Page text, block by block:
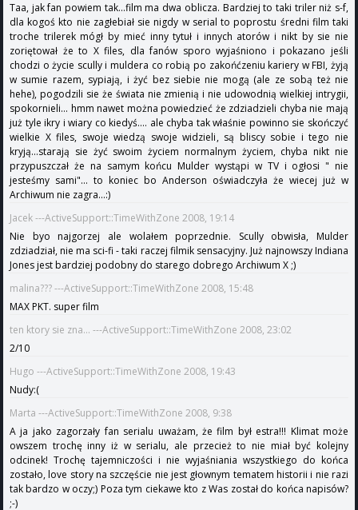
Taa, jak fan powiem tak...film ma dwa oblicza. Bardziej to taki triler niż s-f,
dla kogoś kto nie zagłebiał sie nigdy w serial to poprostu średni film taki
troche trilerek mógł by mieć inny tytuł i innych atorów i nikt by sie nie
zoriętował że to X files, dla fanów sporo wyjaśniono i pokazano jeśli
chodzi o życie scully i muldera co robią po zakońćzeniu kariery w FBI, żyją
w sumie razem, sypiają, i żyć bez siebie nie mogą (ale ze sobą też nie
hehe), pogodzili sie że świata nie zmienią i nie udowodnią wielkiej intrygii,
spokornieli... hmm nawet można powiedzieć że zdziadzieli chyba nie mają
już tyle ikry i wiary co kiedyś.... ale chyba tak właśnie powinno sie skończyć
wielkie X files, swoje wiedzą swoje widzieli, są bliscy sobie i tego nie
kryją...starają sie żyć swoim życiem normalnym życiem, chyba nikt nie
przypuszczał że na samym końcu Mulder wystąpi w TV i ogłosi " nie
jesteśmy sami"... to koniec bo Anderson oświadczyła że wiecej już w
Archiwum nie zagra...:)
Jacek ---ActiveSupport::TimeWithZone 2008, 19:14
Nie byo najgorzej ale wolałem poprzednie. Scully obwisła, Mulder
zdziadział, nie ma sci-fi - taki raczej filmik sensacyjny. Już najnowszy Indiana
Jones jest bardziej podobny do starego dobrego Archiwum X ;)
malina??? ---ActiveSupport::TimeWithZone 2008, 15:48
MAX PKT. super film
ten ktory sie zna... ---ActiveSupport::TimeWithZone 2008, 23:02
2/10
Hugo ---ActiveSupport::TimeWithZone 2008, 19:43
Nudy:(
Marta ---ActiveSupport::TimeWithZone 2008, 9:38
A ja jako zagorzały fan serialu uważam, że film był estra!!! Klimat może
owszem trochę inny iż w serialu, ale przecież to nie miał być kolejny
odcinek! Trochę tajemniczości i nie wyjaśniania wszystkiego do końca
zostało, love story na szczęście nie jest głownym tematem historii i nie razi
tak bardzo w oczy;) Poza tym ciekawe kto z Was został do końca napisów?
;-)